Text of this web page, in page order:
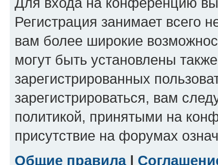
Регистрация занимает всего
вам более широкие
могут быть установлены
зарегистрированных
зарегистрироваться, вам
политикой, принятыми на
присутствие на форумах
Общие правила|